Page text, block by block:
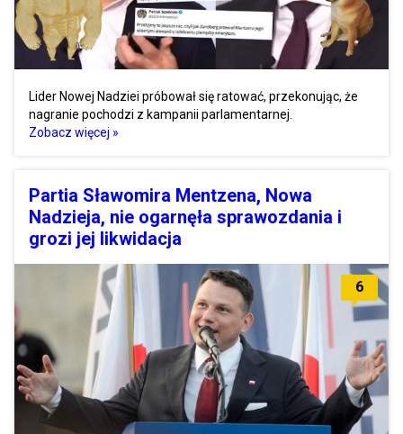
Lider Nowej Nadziei próbował się ratować, przekonując, że
nagranie pochodzi z kampanii parlamentarnej.
Zobacz więcej »
Partia Sławomira Mentzena, Nowa
Nadzieja, nie ogarnęła sprawozdania i
grozi jej likwidacja
6